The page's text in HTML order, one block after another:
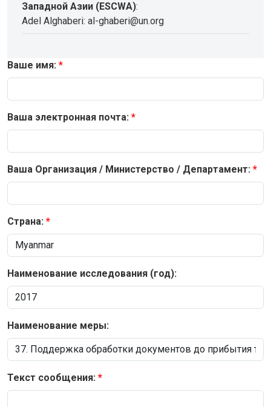
Западной Азии (ESCWA):
Adel Alghaberi: al-ghaberi@un.org
Ваше имя:
Ваша электронная почта:
Ваша Организация / Министерство / Департамент:
Страна:
Наименование исследования (год):
Наименование меры:
Текст сообщения: